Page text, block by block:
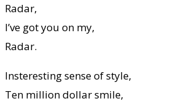
Radar,
I’ve got you on my,
Radar.
Insteresting sense of style,
Ten million dollar smile,